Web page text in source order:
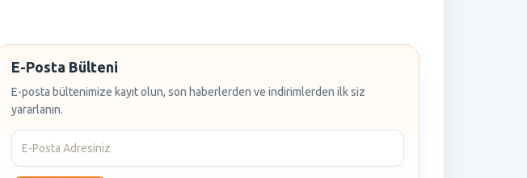
E-Posta Bülteni
E-posta bültenimize kayıt olun, son haberlerden ve indirimlerden ilk siz
yararlanın.